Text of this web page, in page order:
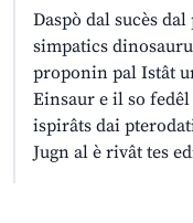
Daspò dal sucès
simpatics
proponin pal Istât
Einsaur e il so
ispirâts dai
Jugn al è rivât tes